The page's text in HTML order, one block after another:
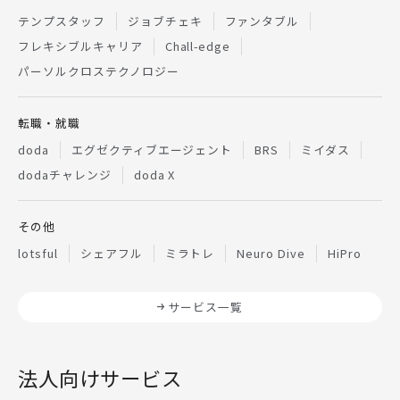
テンプスタッフ
ジョブチェキ
ファンタブル
フレキシブルキャリア
Chall-edge
パーソルクロステクノロジー
転職・就職
doda
エグゼクティブエージェント BRS
ミイダス
dodaチャレンジ
doda X
その他
lotsful
シェアフル ミラトレ Neuro Dive HiPro
サービス一覧
法人向けサービス